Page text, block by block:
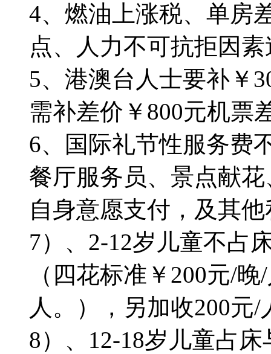
4、燃油上涨税、单房
点、人力不可抗拒因
5、港澳台人士要补￥
需补差价￥800元机票
6、国际礼节性服务费
餐厅服务员、景点献
自身意愿支付，及其
7）、2-12岁儿童不占
（四花标准￥200元/
人。），另加收200元
8）、12-18岁儿童占